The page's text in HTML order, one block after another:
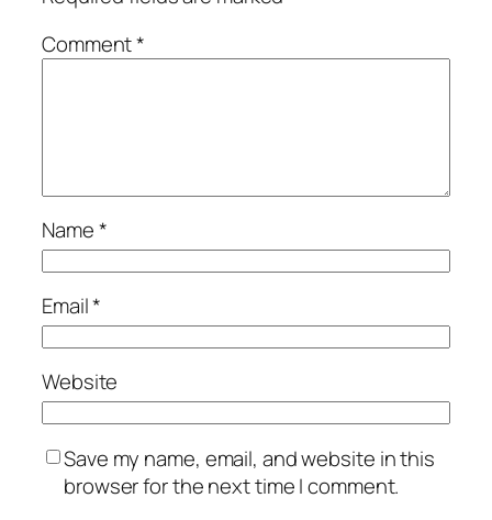
Comment*
Name*
Email*
Website
Save my name, email, and website in this
browser for the next time I comment.